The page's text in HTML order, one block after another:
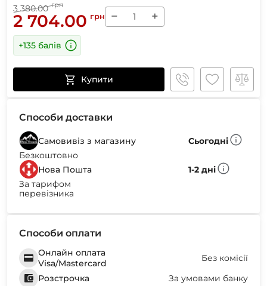
3 380.00 грн
2 704.00 грн − +
+135 балів
Купити
Способи доставки
Самовивіз з магазину
Сьогодні
Безкоштовно
Нова Пошта
1-2 дні
За тарифом
перевізника
Способи оплати
Онлайн оплата
Visa/Mastercard
Без комісії
Розстрочка
За умовами банку